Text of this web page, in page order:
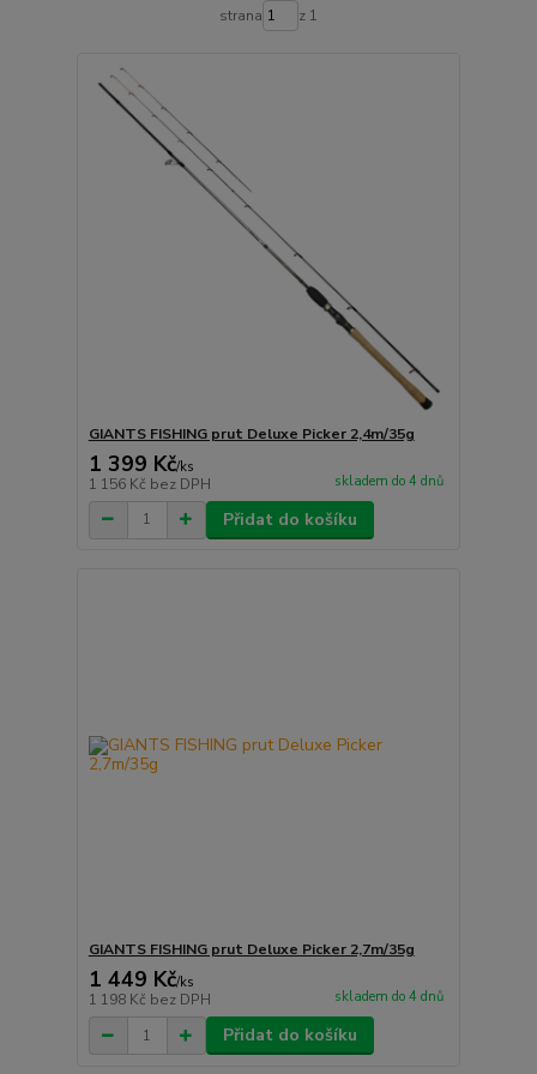
strana z 1
GIANTS FISHING prut Deluxe Picker 2,4m/35g
1 399 Kč/ks
1 156 Kč bez DPH skladem do 4 dnů
Přidat do košíku
GIANTS FISHING prut Deluxe Picker 2,7m/35g
1 449 Kč/ks
1 198 Kč bez DPH skladem do 4 dnů
Přidat do košíku